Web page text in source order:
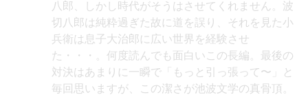
八郎、しかし時代がそうはさせてくれません。波
切八郎は純粋過ぎた故に道を誤り、それを見た小
兵衛は息子大治郎に広い世界を経験させ
た・・・。何度読んでも面白いこの長編。最後の
対決はあまりに一瞬で「もっと引っ張って〜」と
毎回思いますが、この潔さが池波文学の真骨頂。